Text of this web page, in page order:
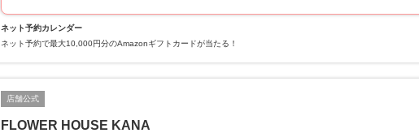
ネット予約カレンダー
ネット予約で最大10,000円分のAmazonギフトカードが当たる！
店舗公式
FLOWER HOUSE KANA